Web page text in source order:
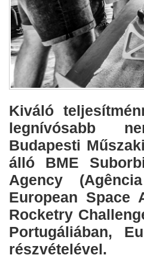
Kiváló
legnívósabb
Budapesti
álló BME
Agency
European Space
Rocketry
Portugáliában,
részvételével.